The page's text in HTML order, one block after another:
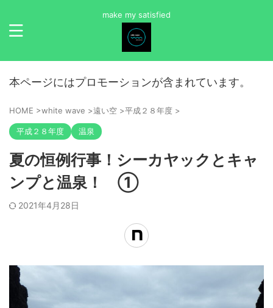
make my satisfied
本ページにはプロモーションが含まれています。
HOME >white wave >遠い空 >平成２８年度 >
平成２８年度 温泉
夏の恒例行事！シーカヤックとキャ
ンプと温泉！ ①
2021年4月28日